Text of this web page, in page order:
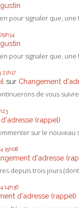
pour signaler que, une
09h34
pour signaler que, une
21h17
sur Changement
de vous
(rappel)
sur le nouveau
15h08
d'adresse
depuis trois jours
14h36
d'adresse (rappel)